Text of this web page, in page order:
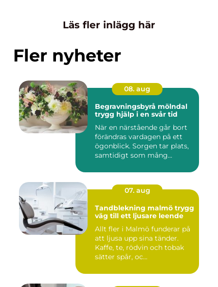
Läs fler inlägg här
Fler nyheter
08. aug
Begravningsbyrå mölndal
trygg hjälp i en svår tid
När en närstående går bort
förändras vardagen på ett
ögonblick. Sorgen tar plats,
samtidigt som mång...
07. aug
Tandblekning malmö trygg
väg till ett ljusare leende
Allt fler i Malmö funderar på
att ljusa upp sina tänder.
Kaffe, te, rödvin och tobak
sätter spår, oc...